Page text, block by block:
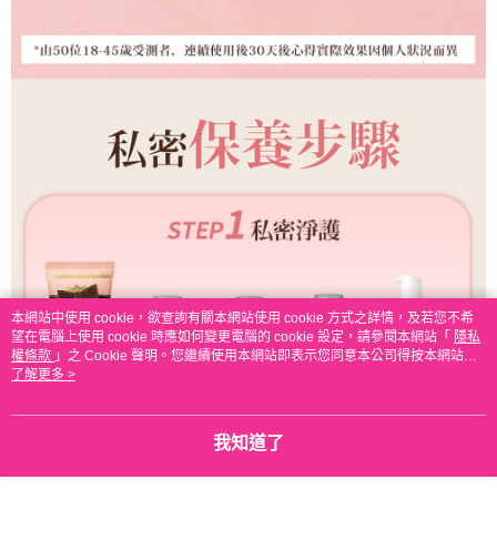
本網站中使用 cookie，欲查詢有關本網站使用 cookie 方式之詳情，及若您不希
望在電腦上使用 cookie 時應如何變更電腦的 cookie 設定，請參閱本網站「 隱私
權條款 」之 Cookie 聲明。您繼續使用本網站即表示您同意本公司得按本網站使
用條款之 Cookie 聲明使用 cookie。
了解更多 >
我知道了